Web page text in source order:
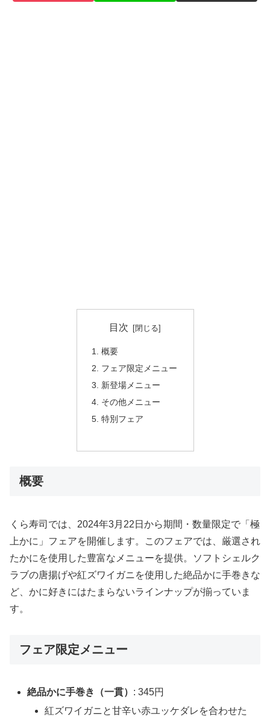
目次
概要
フェア限定メニュー
新登場メニュー
その他メニュー
特別フェア
概要
くら寿司では、2024年3月22日から期間・数量限定で「極
上かに」フェアを開催します。このフェアでは、厳選され
たかにを使用した豊富なメニューを提供。ソフトシェルク
ラブの唐揚げや紅ズワイガニを使用した絶品かに手巻きな
ど、かに好きにはたまらないラインナップが揃っていま
す。
フェア限定メニュー
絶品かに手巻き（一貫） : 345円
紅ズワイガニと甘辛い赤ユッケダレを合わせた